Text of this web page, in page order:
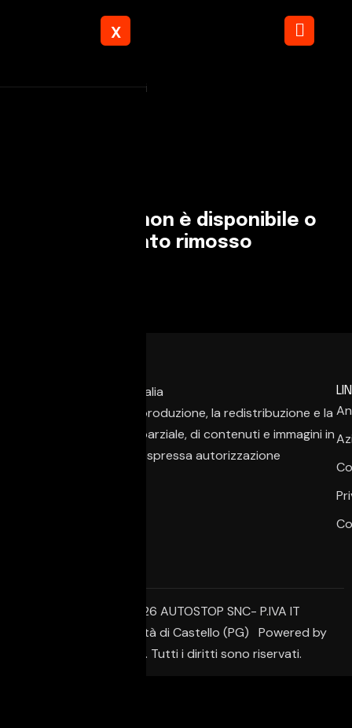
X
Torna ai risultati
L'annuncio non è disponibile o
è stato rimosso
È vietata la copia, la riproduzione, la redistribuzione e la
pubblicazione, anche parziale, di contenuti e immagini in
qualsiasi forma, salvo espressa autorizzazione
© Copyright 2026 AUTOSTOP SNC- P.IVA IT
02650950542 – Città di Castello (PG) Powered by
Creative Agency. Tutti i diritti sono riservati.